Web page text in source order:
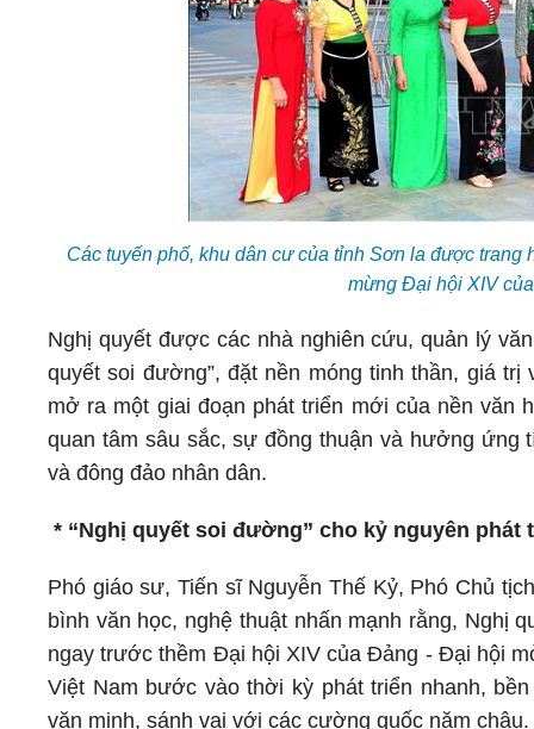
Các tuyến phố, khu dân cư của tỉnh Sơn la được
mừng Đại hội XIV
Nghị quyết được các nhà nghiên cứu, quản lý
quyết soi đường”, đặt nền móng tinh thần, giá
mở ra một giai đoạn phát triển mới của nền văn
quan tâm sâu sắc, sự đồng thuận và hưởng
và đông đảo nhân dân.
* “Nghị quyết soi đường” cho kỷ nguyên phát
Phó giáo sư, Tiến sĩ Nguyễn Thế Kỷ, Phó Chủ
bình văn học, nghệ thuật nhấn mạnh rằng, Nghị
ngay trước thềm Đại hội XIV của Đảng - Đại hội
Việt Nam bước vào thời kỳ phát triển nhanh,
văn minh, sánh vai với các cường quốc năm châu.